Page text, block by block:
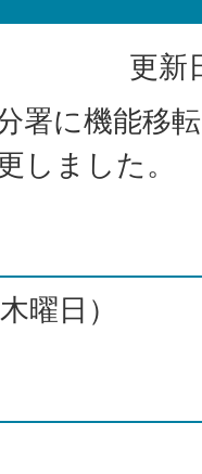
更新
署に機能移
しました。
曜日）